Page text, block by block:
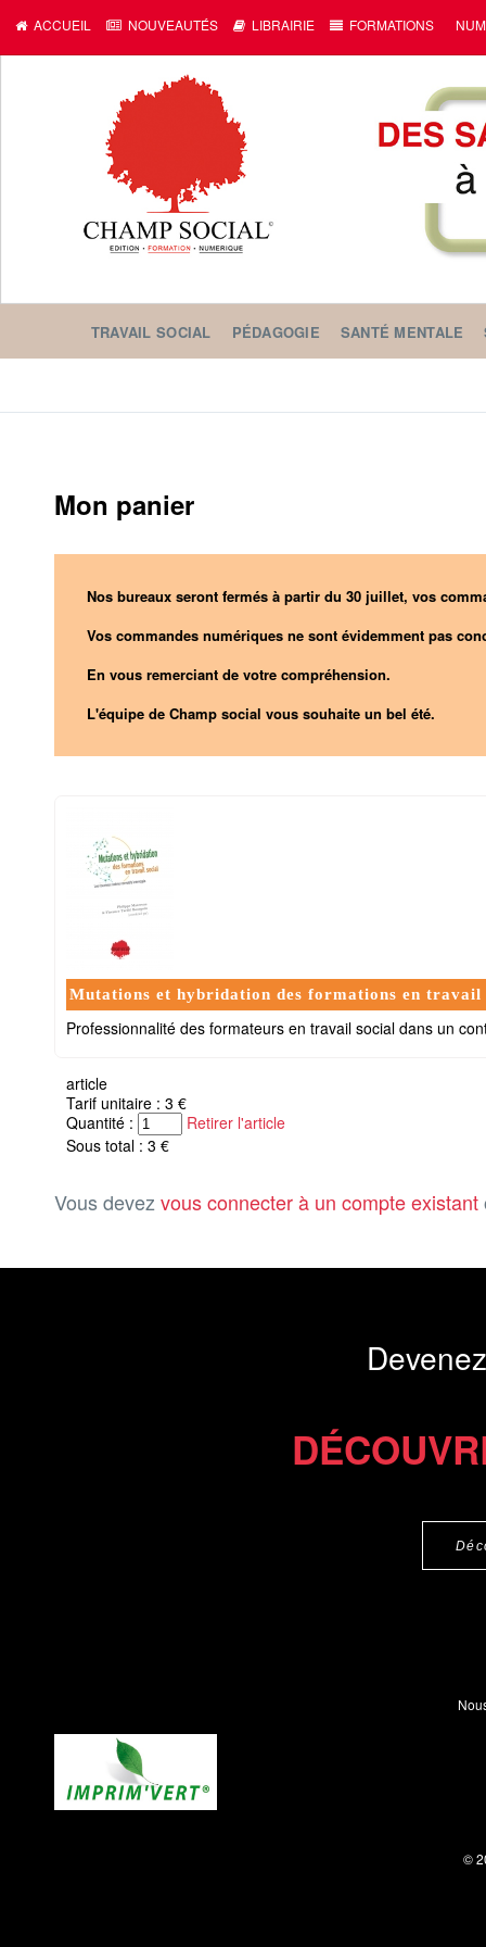
ACCUEIL NOUVEAUTÉS LIBRAIRIE FORMATIONS
TRAVAIL SOCIAL PÉDAGOGIE SANTÉ MENTALE
Mon panier
Nos bureaux seront fermés à partir du 30 juillet, vos
Vos commandes numériques ne sont évidemment pas
En vous remerciant de votre compréhension.
L'équipe de Champ social vous souhaite un bel été.
Mutations et hybridation des formations en
Professionnalité des formateurs en travail social dans un
article
Tarif unitaire : 3 €
Quantité :
Retirer l'article
Sous total : 3 €
Vous devez vous connecter à un compte existant
©